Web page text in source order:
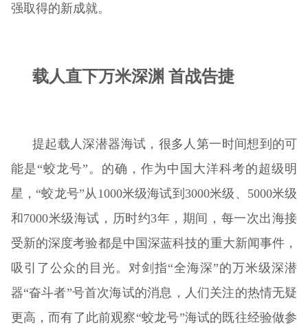
强取得的新成就。
载人直下万米深渊 首战告捷
提起载人深潜器海试，很多人第一时间想到的可
能是“蛟龙号”。的确，作为中国大洋科考的超级明
星，“蛟龙号”从1000米级海试到3000米级、5000米级
和7000米级海试，历时约3年，期间，每一次出海接
受新的深度考验都是中国深蓝科技的重大新闻事件，
吸引了公众的目光。对剑指“全海深”的万米级深潜
器“奋斗者”号首次海试的消息，人们关注的热情无疑
更高，而有了此前观察“蛟龙号”海试的既往经验做参